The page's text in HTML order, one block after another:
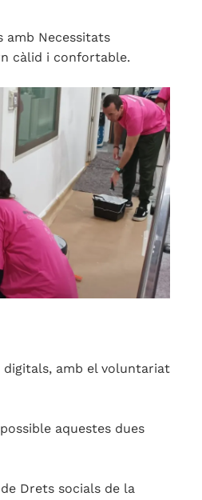
amb Necessitats
càlid i confortable.
digitals, amb el voluntariat
aquestes dues
Drets socials de la